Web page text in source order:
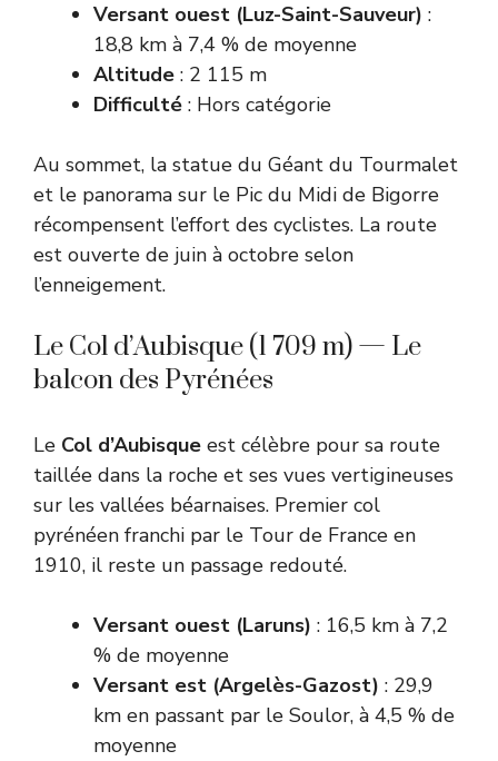
Versant ouest (Luz-Saint-Sauveur) :
18,8 km à 7,4 % de moyenne
Altitude : 2 115 m
Difficulté : Hors catégorie
Au sommet, la statue du Géant du Tourmalet
et le panorama sur le Pic du Midi de Bigorre
récompensent l’effort des cyclistes. La route
est ouverte de juin à octobre selon
l’enneigement.
Le Col d’Aubisque (1 709 m) — Le
balcon des Pyrénées
Le Col d’Aubisque est célèbre pour sa route
taillée dans la roche et ses vues vertigineuses
sur les vallées béarnaises. Premier col
pyrénéen franchi par le Tour de France en
1910, il reste un passage redouté.
Versant ouest (Laruns) : 16,5 km à 7,2
% de moyenne
Versant est (Argelès-Gazost) : 29,9
km en passant par le Soulor, à 4,5 % de
moyenne